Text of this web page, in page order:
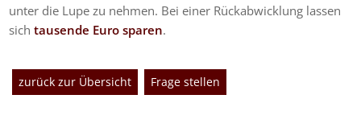
unter die Lupe zu nehmen. Bei einer Rückabwicklung lassen
sichtausende Euro sparen.
zurück zur Übersicht Frage stellen